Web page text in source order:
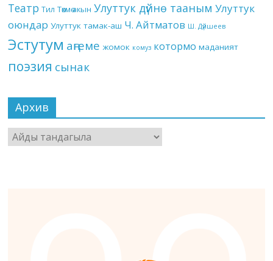
Театр Тил Төкмө акын Улуттук дүйнө тааным Улуттук
оюндар Улуттук тамак-аш Ч. Айтматов Ш. Дүйшеев
Эстутум аңгеме жомок комуз котормо маданият
поэзия сынак
Архив
Архив